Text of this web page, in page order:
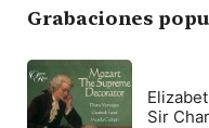
Grabaciones
Sir